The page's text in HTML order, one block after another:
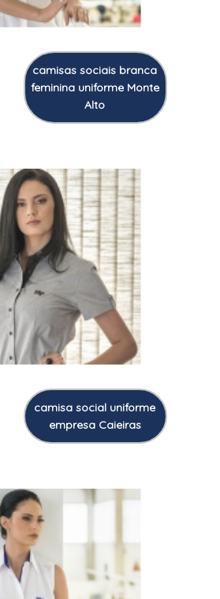
camisas sociais branca
feminina uniforme Monte
Alto
camisa social uniforme
empresa Caieiras